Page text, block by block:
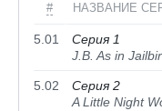
# НАЗВАНИЕ
5.01
Серия 1
J.B. As in
5.02
Серия 2
A Little Night